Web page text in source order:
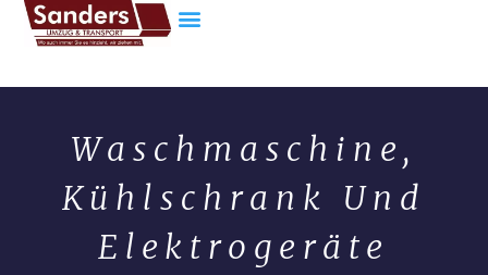
Waschmaschine,
Kühlschrank Und
Elektrogeräte